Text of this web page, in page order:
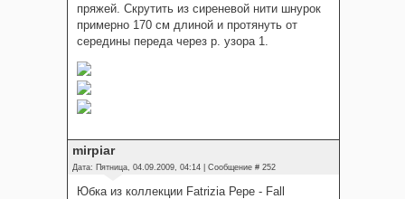
пряжей. Скрутить из сиреневой нити шнурок
примерно 170 см длиной и протянуть от
середины переда через р. узора 1.
mirpiar
Дата: Пятница, 04.09.2009, 04:14 | Сообщение # 252
Юбка из коллекции Fatrizia Рере - Fall